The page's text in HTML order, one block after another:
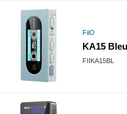
FiiO
KA15 Bleu
FIIKA15BL